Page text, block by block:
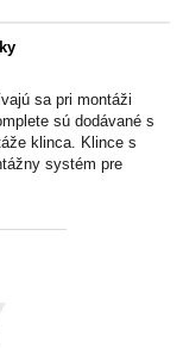
sa pri montáži
sú dodávané s
klinca. Klince s
systém pre